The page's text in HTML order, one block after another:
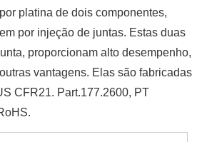
platina de dois componentes,
por injeção de juntas. Estas duas
proporcionam alto desempenho,
vantagens. Elas são fabricadas
CFR21. Part.177.2600, PT